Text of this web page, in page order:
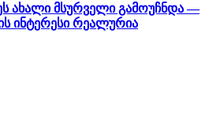
ახალი მსურველი გამოუჩნდა —
ინტერესი რეალურია